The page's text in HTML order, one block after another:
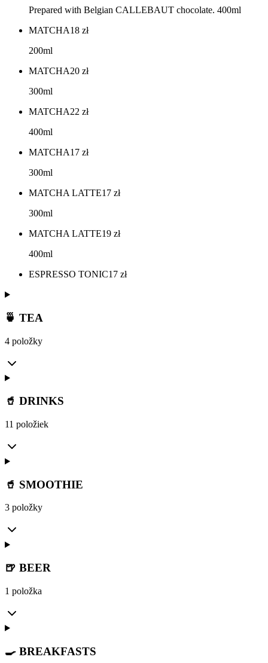
Prepared with Belgian CALLEBAUT chocolate. 400ml
MATCHA18 zł
200ml
MATCHA20 zł
300ml
MATCHA22 zł
400ml
MATCHA17 zł
300ml
MATCHA LATTE17 zł
300ml
MATCHA LATTE19 zł
400ml
ESPRESSO TONIC17 zł
🍵 TEA
4 položky
🥤 DRINKS
11 položiek
🥤 SMOOTHIE
3 položky
🍺 BEER
1 položka
🍳 BREAKFASTS